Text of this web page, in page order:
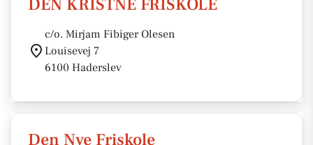
DEN KRISTNE FRISKOLE
c/o. Mirjam Fibiger Olesen
Louisevej 7
6100 Haderslev
Den Nye Friskole